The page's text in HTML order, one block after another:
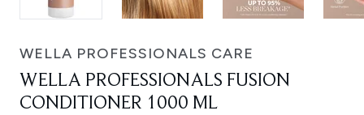
WELLA PROFESSIONALS CARE
WELLA PROFESSIONALS FUSION
CONDITIONER 1000 ML